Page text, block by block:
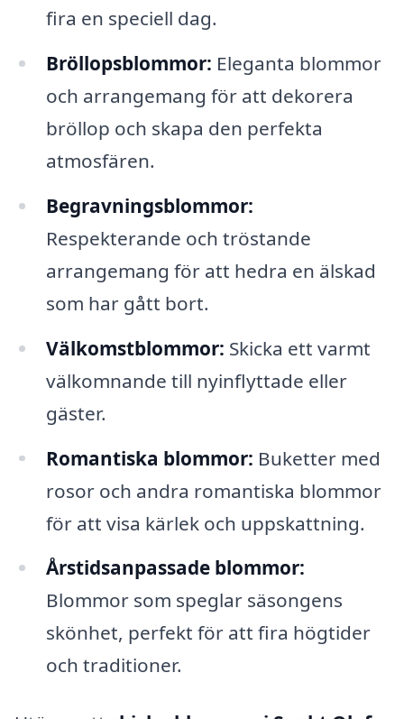
fira en speciell dag.
Bröllopsblommor: Eleganta blommor
och arrangemang för att dekorera
bröllop och skapa den perfekta
atmosfären.
Begravningsblommor:
Respekterande och tröstande
arrangemang för att hedra en älskad
som har gått bort.
Välkomstblommor: Skicka ett varmt
välkomnande till nyinflyttade eller
gäster.
Romantiska blommor: Buketter med
rosor och andra romantiska blommor
för att visa kärlek och uppskattning.
Årstidsanpassade blommor:
Blommor som speglar säsongens
skönhet, perfekt för att fira högtider
och traditioner.